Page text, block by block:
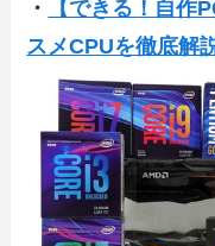
・
【できる！自作
スメCPUを徹底解